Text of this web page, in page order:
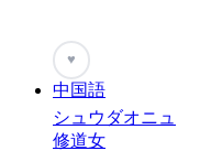
♥
中国語
シュウダオニュ
修道女